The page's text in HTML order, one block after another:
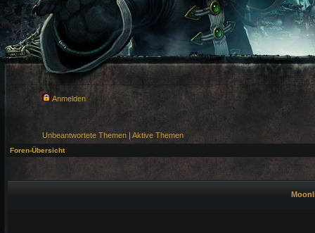
Anmelden
Unbeantwortete Themen | Aktive Themen
Foren-Übersicht